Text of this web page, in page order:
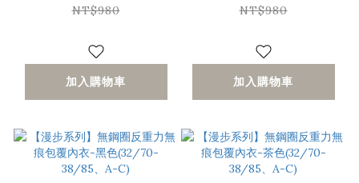
A-C)〔Olivia x 艾琳
NT$980
加入購物車
A-C)〔Olivia x 艾琳
NT$980
加入購物車